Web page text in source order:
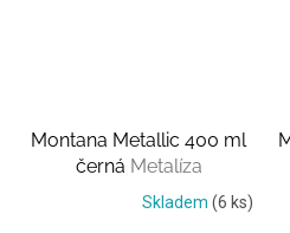
Montana Metallic 400 ml
černá Metalíza
Skladem (6 ks)